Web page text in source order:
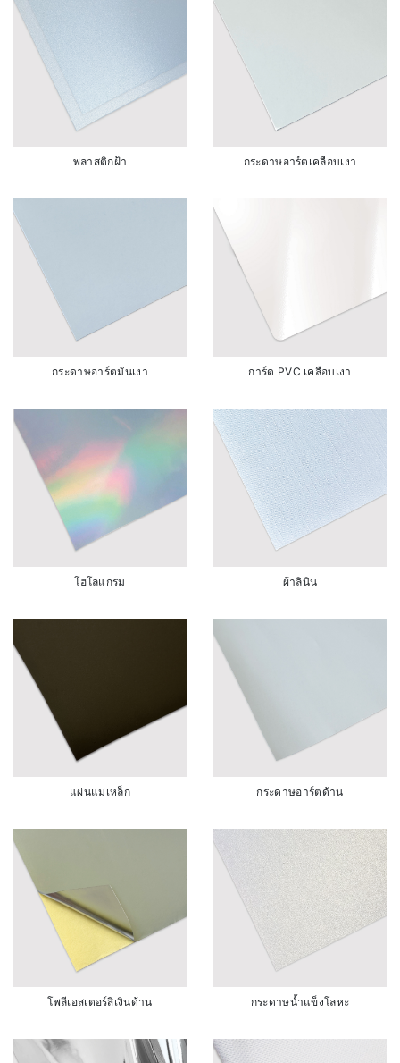
พลาสติกฝ้า กระดาษอาร์ตเคลือบเงา
กระดาษอาร์ตมันเงา การ์ด PVC เคลือบเงา
โฮโลแกรม ผ้าลินิน
แผ่นแม่เหล็ก กระดาษอาร์ตด้าน
โพลีเอสเตอร์สีเงินด้าน กระดาษน้ำแข็งโลหะ